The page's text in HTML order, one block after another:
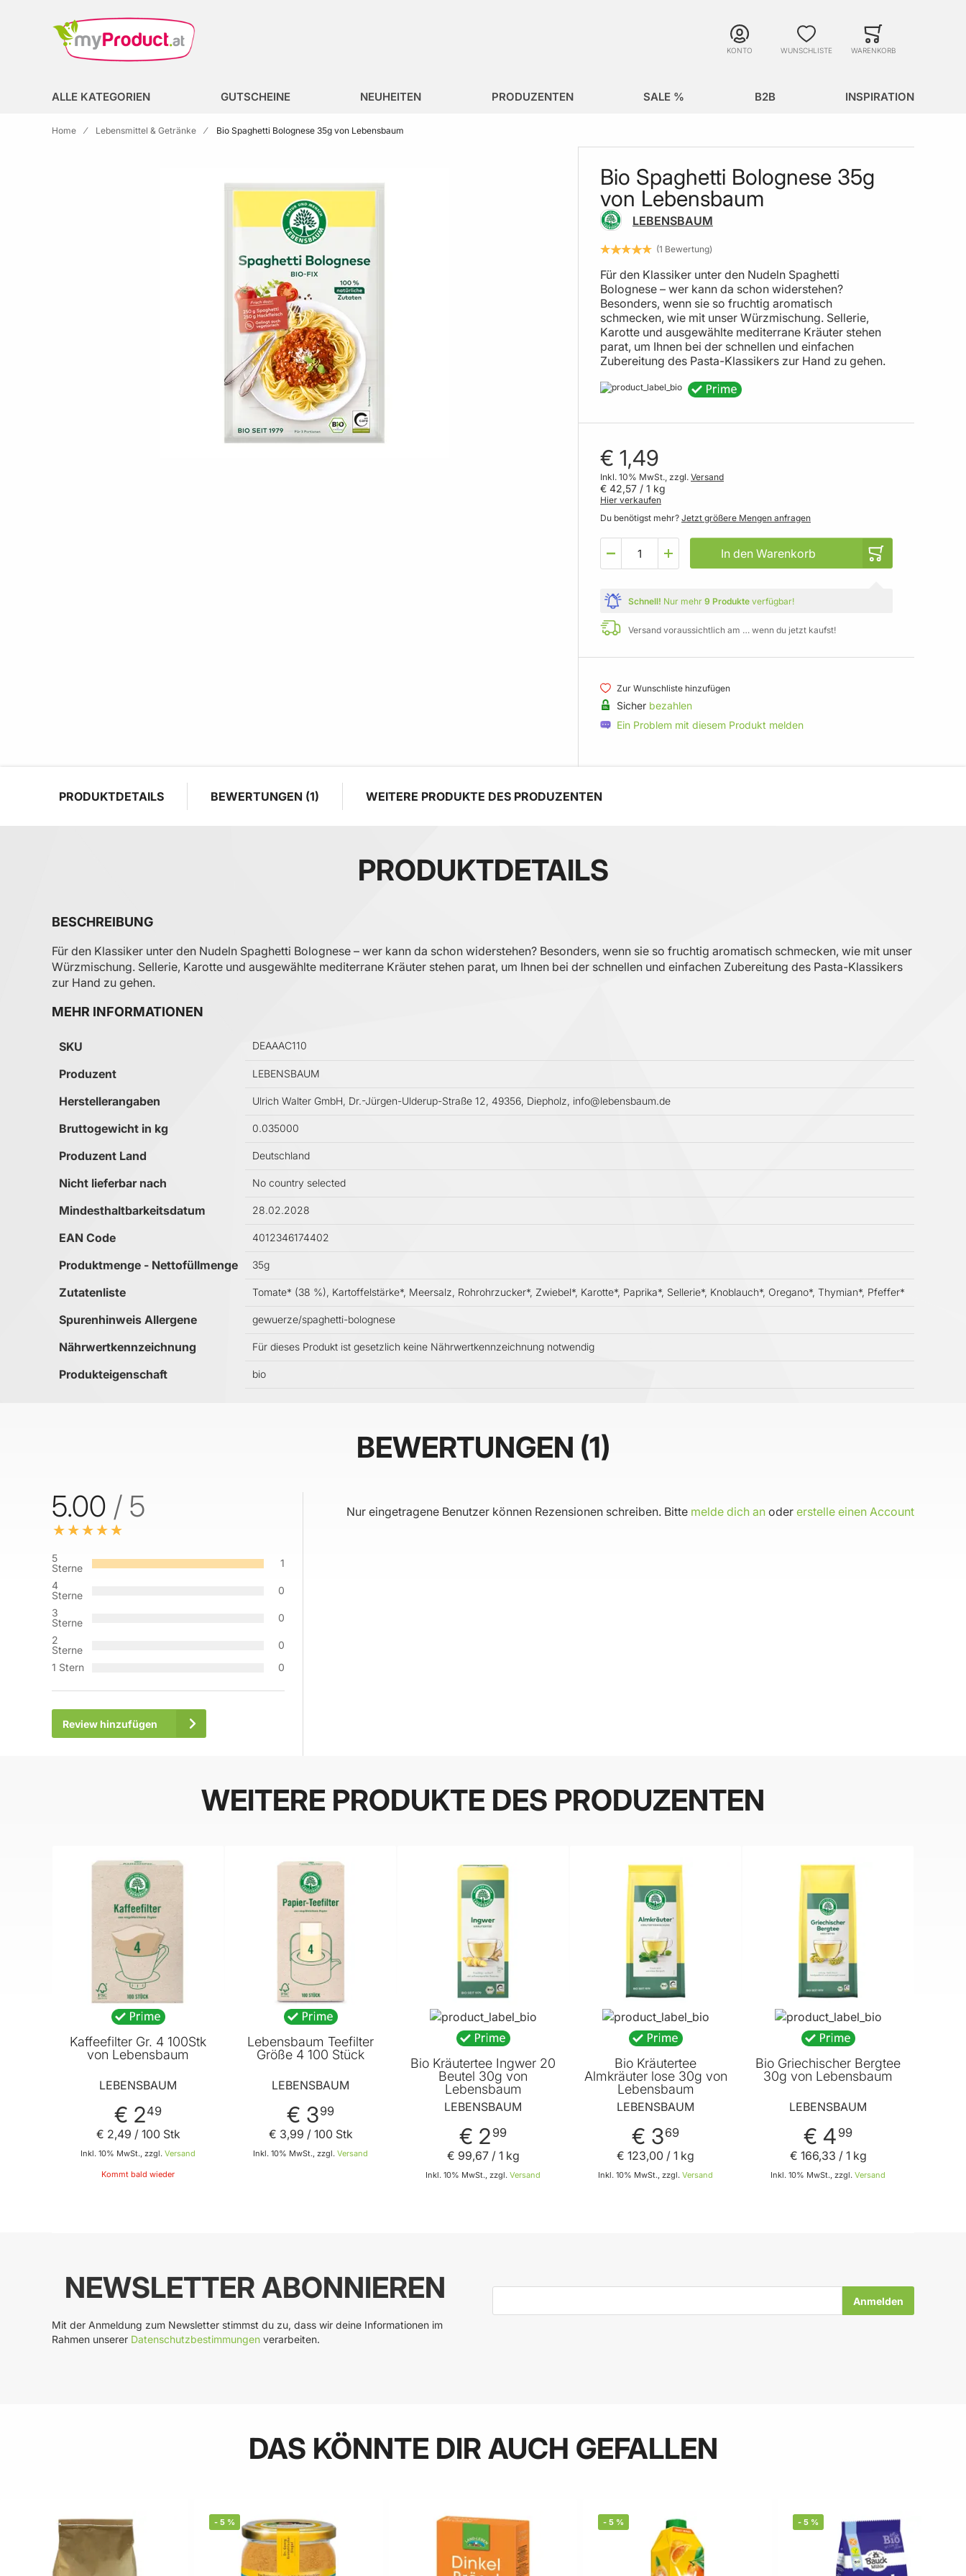
KONTO WUNSCHLISTE WARENKORB
ALLE KATEGORIEN GUTSCHEINE NEUHEITEN PRODUZENTEN SALE % B2B INSPIRATION
Home Lebensmittel & Getränke Bio Spaghetti Bolognese 35g von Lebensbaum
Bio Spaghetti Bolognese 35g
von Lebensbaum
LEBENSBAUM
1 Bewertung
Für den Klassiker unter den Nudeln Spaghetti
Bolognese – wer kann da schon widerstehen?
Besonders, wenn sie so fruchtig aromatisch
schmecken, wie mit unser Würzmischung. Sellerie,
Karotte und ausgewählte mediterrane Kräuter stehen
parat, um Ihnen bei der schnellen und einfachen
Zubereitung des Pasta-Klassikers zur Hand zu gehen.
€ 1,49
Inkl. 10% MwSt., zzgl. Versand
€ 42,57 / 1 kg
Hier verkaufen
Du benötigst mehr? Jetzt größere Mengen anfragen
In den Warenkorb
Schnell! Nur mehr 9 Produkte verfügbar!
Versand voraussichtlich am … wenn du jetzt kaufst!
Zur Wunschliste hinzufügen
Sicher bezahlen
Ein Problem mit diesem Produkt melden
PRODUKTDETAILS BEWERTUNGEN 1 WEITERE PRODUKTE DES PRODUZENTEN
PRODUKTDETAILS
BESCHREIBUNG
Für den Klassiker unter den Nudeln Spaghetti Bolognese – wer kann da schon widerstehen? Besonders, wenn sie so fruchtig aromatisch schmecken, wie mit unser
Würzmischung. Sellerie, Karotte und ausgewählte mediterrane Kräuter stehen parat, um Ihnen bei der schnellen und einfachen Zubereitung des Pasta-Klassikers
zur Hand zu gehen.
MEHR INFORMATIONEN
Mehr Informationen
SKU DEAAAC110
Produzent LEBENSBAUM
Herstellerangaben Ulrich Walter GmbH, Dr.-Jürgen-Ulderup-Straße 12, 49356, Diepholz, info@lebensbaum.de
Bruttogewicht in kg 0.035000
Produzent Land Deutschland
Nicht lieferbar nach No country selected
Mindesthaltbarkeitsdatum 28.02.2028
EAN Code 4012346174402
Produktmenge - Nettofüllmenge 35g
Zutatenliste Tomate* (38 %), Kartoffelstärke*, Meersalz, Rohrohrzucker*, Zwiebel*, Karotte*, Paprika*, Sellerie*, Knoblauch*, Oregano*, Thymian*, Pfeffer*
Spurenhinweis Allergene gewuerze/spaghetti-bolognese
Nährwertkennzeichnung Für dieses Produkt ist gesetzlich keine Nährwertkennzeichnung notwendig
Produkteigenschaft bio
BEWERTUNGEN 1
5.00 / 5
5
Sterne
1
4
Sterne
0
3
Sterne
0
2
Sterne
0
1 Stern
0
Review hinzufügen
Nur eingetragene Benutzer können Rezensionen schreiben. Bitte melde dich an oder erstelle einen Account
WEITERE PRODUKTE DES PRODUZENTEN
Kaffeefilter Gr. 4 100Stk
von Lebensbaum
LEBENSBAUM
€ 249
Inkl. 10% MwSt., zzgl. Versand
€ 2,49 / 100 Stk
Kommt bald wieder
Lebensbaum Teefilter
Größe 4 100 Stück
LEBENSBAUM
€ 399
Inkl. 10% MwSt., zzgl. Versand
€ 3,99 / 100 Stk
Bio Kräutertee Ingwer 20
Beutel 30g von
Lebensbaum
LEBENSBAUM
€ 2 99
Inkl. 10% MwSt., zzgl. Versand
€ 99,67/ 1 kg
Bio Kräutertee
Almkräuter lose 30g von
Lebensbaum
LEBENSBAUM
€ 369
Inkl. 10% MwSt., zzgl. Versand
€ 123,00 / 1 kg
Bio Griechischer Bergtee
30g von Lebensbaum
LEBENSBAUM
€ 4 99
Inkl. 10% MwSt., zzgl. Versand
€ 166,33 / 1 kg
NEWSLETTER ABONNIEREN
Mit der Anmeldung zum Newsletter stimmst du zu, dass wir deine Informationen im
Rahmen unserer Datenschutzbestimmungen verarbeiten.
DAS KÖNNTE DIR AUCH GEFALLEN
-5 % -5 % - 5%